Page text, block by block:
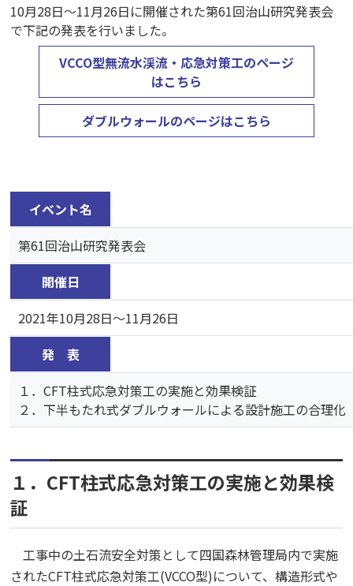
10月28日～11月26日に開催された第61回治山研究発表会
で下記の発表を行いました。
VCCO型無流水渓流・応急対策工のページ
はこちら
ダブルウォールのページはこちら
イベント名
第61回治山研究発表会
開催日
2021年10月28日～11月26日
発 表
１．CFT柱式応急対策工の実施と効果検証
２．下半もたれ式ダブルウォールによる設計施工の合理化
１．CFT柱式応急対策工の実施と効果検
証
工事中の土石流安全対策として四国森林管理局内で実施
されたCFT柱式応急対策工(VCCO型)について、構造形式や